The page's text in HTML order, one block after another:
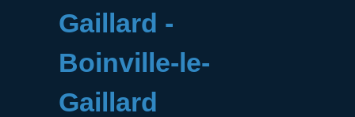
Gaillard -
Boinville-le-
Gaillard